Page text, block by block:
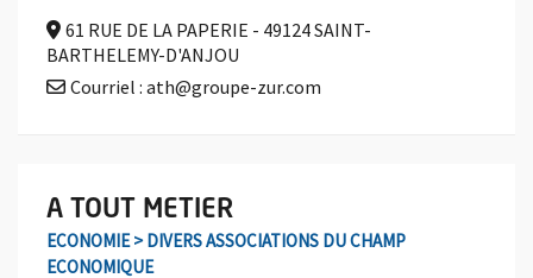
61 RUE DE LA PAPERIE - 49124 SAINT-
BARTHELEMY-D'ANJOU
Courriel : ath@groupe-zur.com
A TOUT METIER
ECONOMIE > DIVERS ASSOCIATIONS DU CHAMP
ECONOMIQUE